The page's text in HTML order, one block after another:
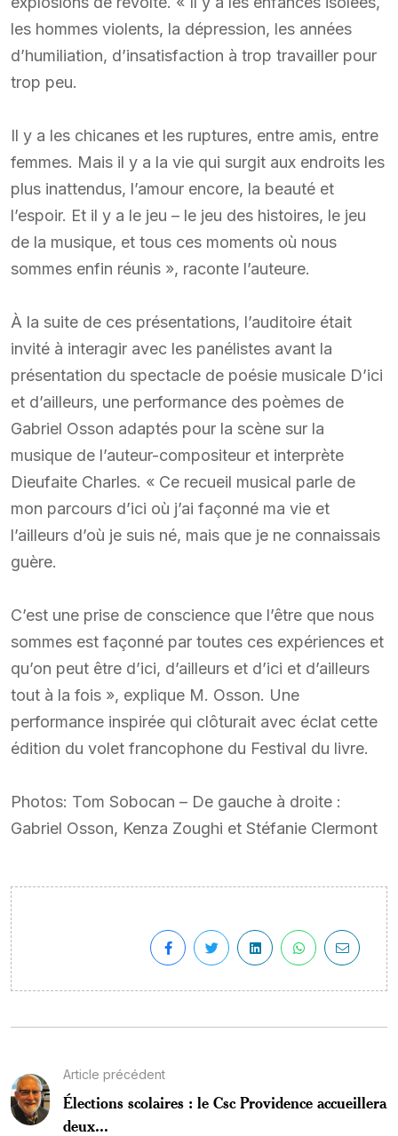
les hommes violents, la dépression, les années
d’humiliation, d’insatisfaction à trop travailler pour
trop peu.
Il y a les chicanes et les ruptures, entre amis, entre
femmes. Mais il y a la vie qui surgit aux endroits les
plus inattendus, l’amour encore, la beauté et
l’espoir. Et il y a le jeu – le jeu des histoires, le jeu
de la musique, et tous ces moments où nous
sommes enfin réunis », raconte l’auteure.
À la suite de ces présentations, l’auditoire était
invité à interagir avec les panélistes avant la
présentation du spectacle de poésie musicale D’ici
et d’ailleurs, une performance des poèmes de
Gabriel Osson adaptés pour la scène sur la
musique de l’auteur-compositeur et interprète
Dieufaite Charles. « Ce recueil musical parle de
mon parcours d’ici où j’ai façonné ma vie et
l’ailleurs d’où je suis né, mais que je ne connaissais
guère.
C’est une prise de conscience que l’être que nous
sommes est façonné par toutes ces expériences et
qu’on peut être d’ici, d’ailleurs et d’ici et d’ailleurs
tout à la fois », explique M. Osson. Une
performance inspirée qui clôturait avec éclat cette
édition du volet francophone du Festival du livre.
Photos: Tom Sobocan – De gauche à droite :
Gabriel Osson, Kenza Zoughi et Stéfanie Clermont
Article précédent
Élections scolaires : le Csc Providence accueillera
deux...